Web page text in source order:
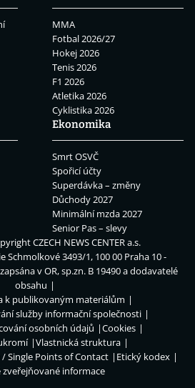
MMA
Fotbal 2026/27
Hokej 2026
Tenis 2026
F1 2026
Atletika 2026
Cyklistika 2026
Ekonomika
Smrt OSVČ
Spořicí účty
Superdávka – změny
Důchody 2027
Minimální mzda 2027
Senior Pas – slevy
CZECH NEWS CENTER a.s.
Schmolkové 3493/1, 100 00 Praha 10 -
v OR, sp.zn. B 19490 a dodavatelé
obsahu
k publikovaným materiálům
služby informační společnosti
osobních údajů
Cookies
Vlastnická struktura
Single Points of Contact
Etický kodex
zveřejňované informace